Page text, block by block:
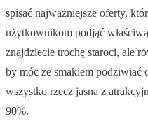
spisać najważniejsze oferty,
użytkownikom podjąć
znajdziecie trochę staroci, ale
by móc ze smakiem podziwiać
wszystko rzecz jasna z
90%.